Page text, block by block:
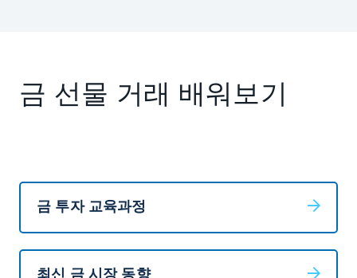
금 선물 거래 배워보기
금 투자 교육과정
최신 금 시장 동향